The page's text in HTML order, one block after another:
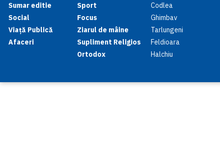
Sumar editie
Social
Viață Publică
Afaceri
Sport
Focus
Ziarul de mâine
Supliment Religios
Ortodox
Codlea
Ghimbav
Tarlungeni
Feldioara
Halchiu